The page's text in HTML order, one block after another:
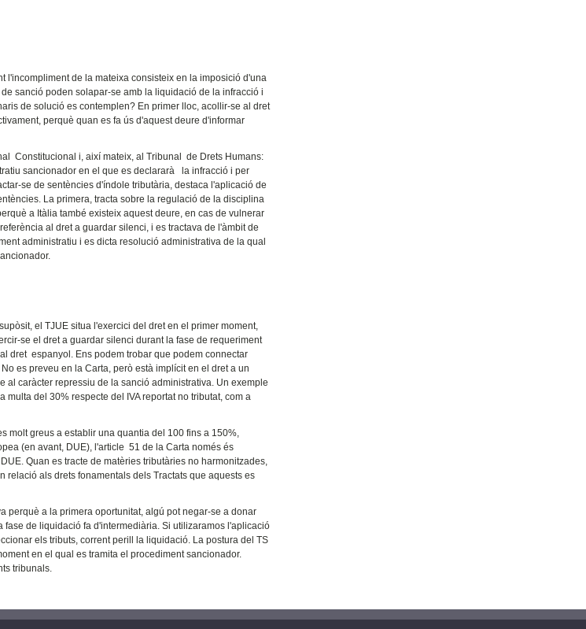
de la mateixa consisteix en la imposició d'una
sanció poden solapar-se amb la liquidació de la infracció i
de solució es contemplen? En primer lloc, acollir-se al dret
perquè quan es fa ús d'aquest deure d'informar
Constitucional i, així mateix, al Tribunal de Drets Humans:
sancionador en el que es declararà la infracció i per
se de sentències d'índole tributària, destaca l'aplicació de
La primera, tracta sobre la regulació de la disciplina
a Itàlia també existeix aquest deure, en cas de vulnerar
al dret a guardar silenci, i es tractava de l'àmbit de
administratiu i es dicta resolució administrativa de la qual
el TJUE situa l'exercici del dret en el primer moment,
se el dret a guardar silenci durant la fase de requeriment
dret espanyol. Ens podem trobar que podem connectar
es preveu en la Carta, però està implícit en el dret a un
al caràcter repressiu de la sanció administrativa. Un exemple
del 30% respecte del IVA reportat no tributat, com a
molt greus a establir una quantia del 100 fins a 150%,
(en avant, DUE), l'article 51 de la Carta només és
Quan es tracte de matèries tributàries no harmonitzades,
als drets fonamentals dels Tractats que aquests es
perquè a la primera oportunitat, algú pot negar-se a donar
fase de liquidació fa d'intermediària. Si utilizaramos l'aplicació
els tributs, corrent perill la liquidació. La postura del TS
en el qual es tramita el procediment sancionador.
tribunals.